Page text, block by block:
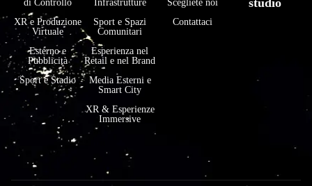
di Controllo
XR e Produzione
Virtuale
Esterno e
Pubblicità
Sport e Stadio
Infrastrutture
Sport e Spazi
Comunitari
Esperienza nel
Retail e nel Brand
Media Esterni e
Smart City
XR & Esperienze
Immersive
Scegliete noi
Contattaci